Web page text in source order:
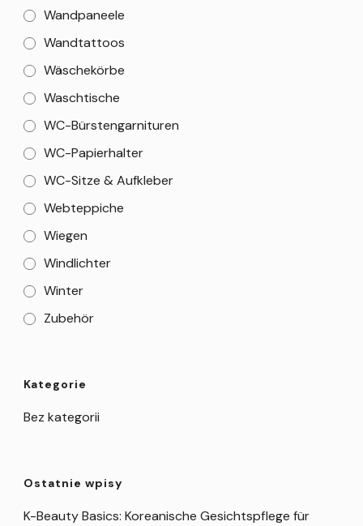
Wandpaneele
Wandtattoos
Wäschekörbe
Waschtische
WC-Bürstengarnituren
WC-Papierhalter
WC-Sitze & Aufkleber
Webteppiche
Wiegen
Windlichter
Winter
Zubehör
Kategorie
Bez kategorii
Ostatnie wpisy
K-Beauty Basics: Koreanische Gesichtspflege für